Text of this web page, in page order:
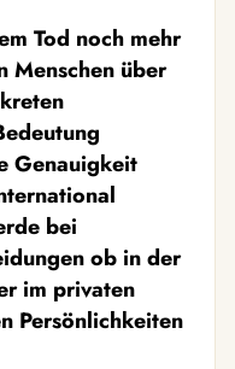
Tod noch mehr
Menschen über
Genauigkeit
bei
ob in der
im privaten
Persönlichkeiten